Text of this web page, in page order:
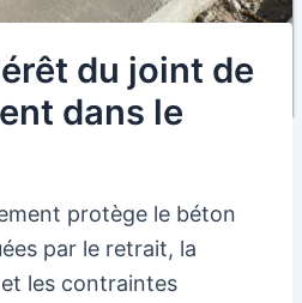
du joint de
dans le
protège le béton
par le retrait, la
les contraintes